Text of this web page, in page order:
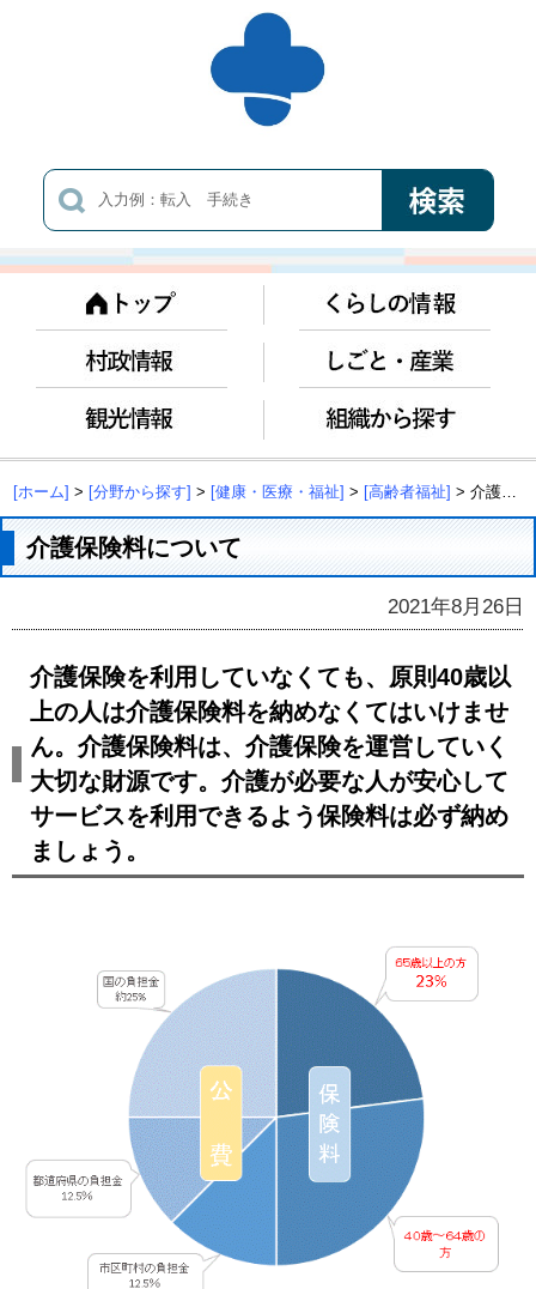
[ホーム] > [分野から探す] > [健康・医療・福祉] > [高齢者福祉] > 介護保険料について
介護保険料について
2021年8月26日
介護保険を利用していなくても、原則40歳以
上の人は介護保険料を納めなくてはいけませ
ん。介護保険料は、介護保険を運営していく
大切な財源です。介護が必要な人が安心して
サービスを利用できるよう保険料は必ず納め
ましょう。